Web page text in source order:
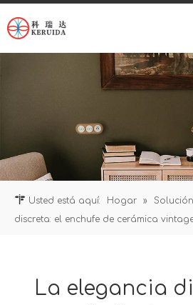
Usted está aquí: Hogar » Solución
discreta: el enchufe de cerámica
La elegancia